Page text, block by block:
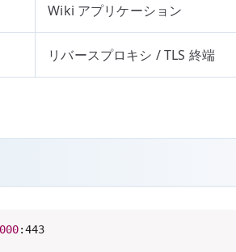
Wiki アプリケーション
リバースプロキシ / TLS 終端
:443